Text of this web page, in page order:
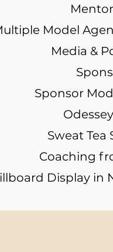
Model
Media &
Sponsor
Sweat
Coaching
Display in